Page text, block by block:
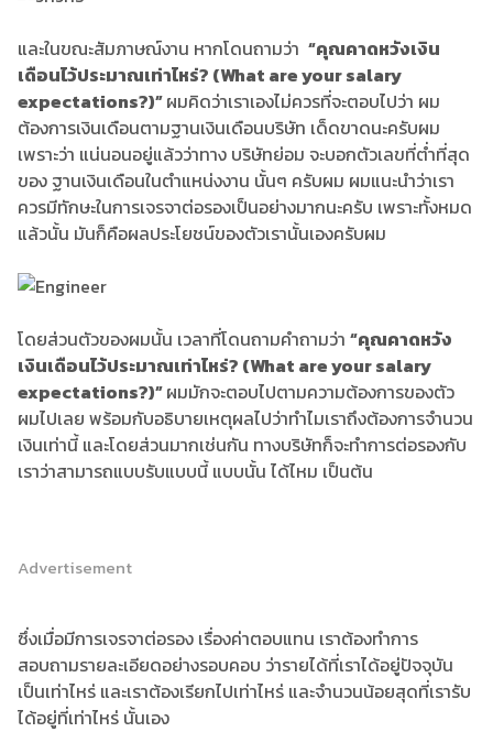
และในขณะสัมภาษณ์งาน หากโดนถามว่า “คุณคาดหวังเงิน
เดือนไว้ประมาณเท่าไหร่? (What are your salary
expectations?)”ผมคิดว่าเราเองไม่ควรที่จะตอบไปว่า ผม
ต้องการเงินเดือนตามฐานเงินเดือนบริษัท เด็ดขาดนะครับผม
เพราะว่า แน่นอนอยู่แล้วว่าทาง บริษัทย่อม จะบอกตัวเลขที่ต่ำที่สุด
ของ ฐานเงินเดือนในตำแหน่งงาน นั้นๆ ครับผม ผมแนะนำว่าเรา
ควรมีทักษะในการเจรจาต่อรองเป็นอย่างมากนะครับ เพราะทั้งหมด
แล้วนั้น มันก็คือผลประโยชน์ของตัวเรานั้นเองครับผม
โดยส่วนตัวของผมนั้น เวลาที่โดนถามคำถามว่า “คุณคาดหวัง
เงินเดือนไว้ประมาณเท่าไหร่? (What are your salary
expectations?)”ผมมักจะตอบไปตามความต้องการของตัว
ผมไปเลย พร้อมกับอธิบายเหตุผลไปว่าทำไมเราถึงต้องการจำนวน
เงินเท่านี้ และโดยส่วนมากเช่นกัน ทางบริษัทก็จะทำการต่อรองกับ
เราว่าสามารถแบบรับแบบนี้ แบบนั้น ได้ไหม เป็นต้น
Advertisement
ซึ่งเมื่อมีการเจรจาต่อรอง เรื่องค่าตอบแทน เราต้องทำการ
สอบถามรายละเอียดอย่างรอบคอบ ว่ารายได้ที่เราได้อยู่ปัจจุบัน
เป็นเท่าไหร่ และเราต้องเรียกไปเท่าไหร่ และจำนวนน้อยสุดที่เรารับ
ได้อยู่ที่เท่าไหร่ นั้นเอง